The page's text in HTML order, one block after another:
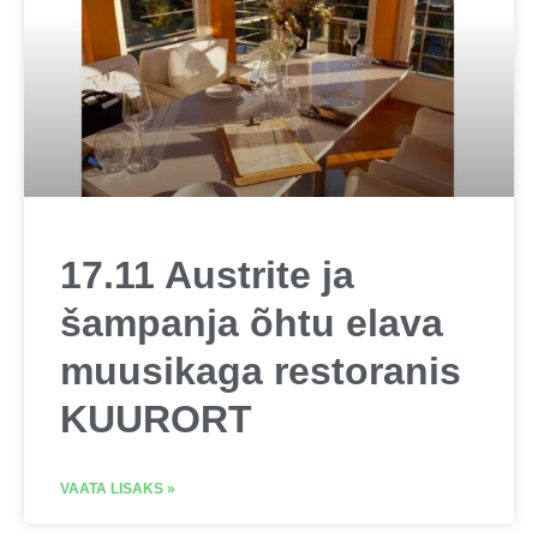
17.11 Austrite ja
šampanja õhtu elava
muusikaga restoranis
KUURORT
VAATA LISAKS »